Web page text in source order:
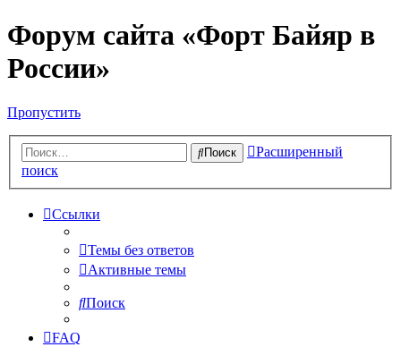
Форум сайта «Форт Байяр в
России»
Пропустить
Поиск
Расширенный
поиск
Ссылки
Темы без ответов
Активные темы
Поиск
FAQ